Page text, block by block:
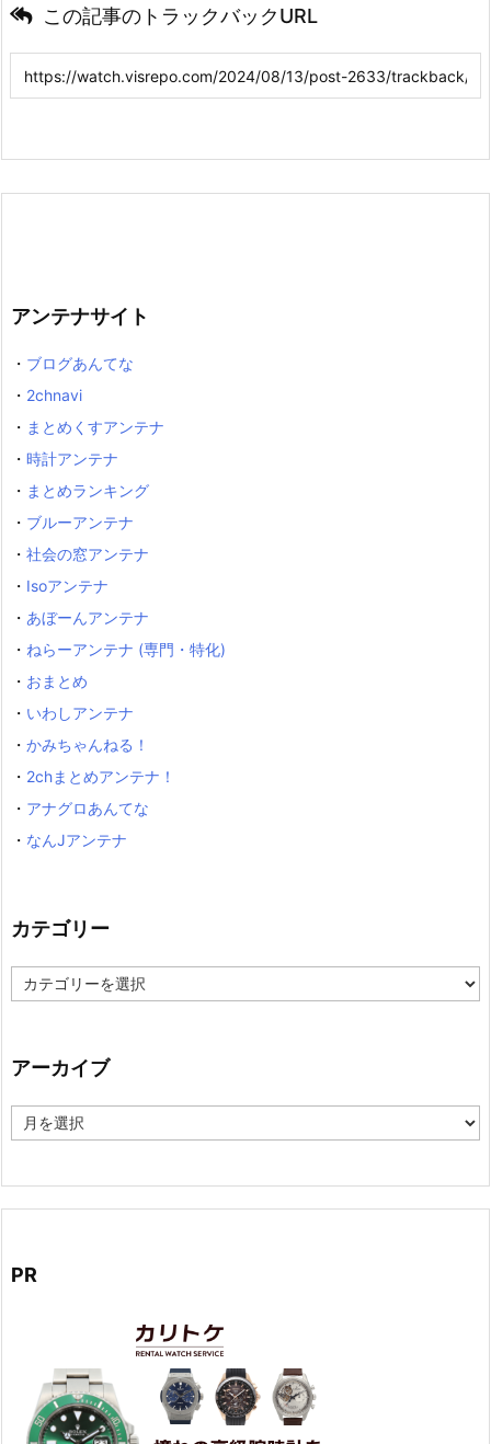
この記事のトラックバックURL
アンテナサイト
・ ブログあんてな
・ 2chnavi
・ まとめくすアンテナ
・ 時計アンテナ
・ まとめランキング
・ ブルーアンテナ
・ 社会の窓アンテナ
・ Isoアンテナ
・ あぼーんアンテナ
・ ねらーアンテナ (専門・特化)
・ おまとめ
・ いわしアンテナ
・ かみちゃんねる！
・ 2chまとめアンテナ！
・ アナグロあんてな
・ なんJアンテナ
カテゴリー
テ
ー
アーカイブ
ー
PR